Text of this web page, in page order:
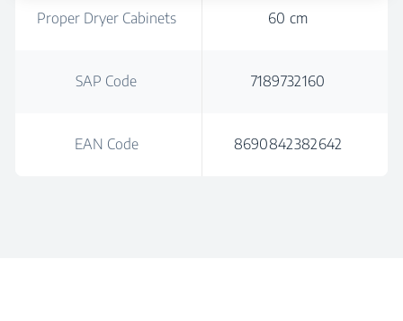
Proper Dryer Cabinets 60 cm
SAP Code 7189732160
EAN Code 8690842382642